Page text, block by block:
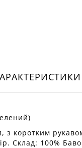
коротким
Склад: 100%